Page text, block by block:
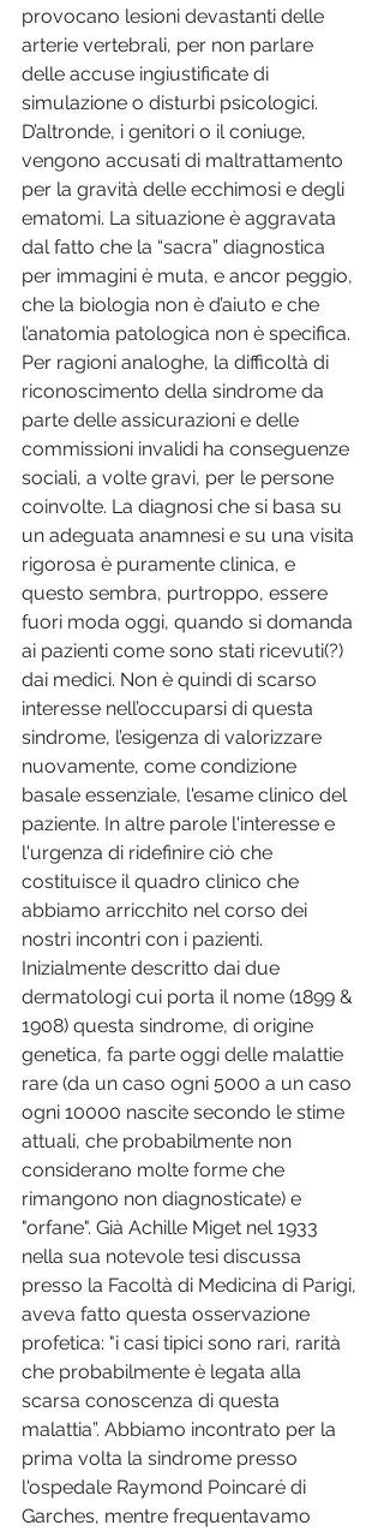
provocano lesioni devastanti delle
arterie vertebrali, per non parlare
delle accuse ingiustificate di
simulazione o disturbi psicologici.
D’altronde, i genitori o il coniuge,
vengono accusati di maltrattamento
per la gravità delle ecchimosi e degli
ematomi. La situazione è aggravata
dal fatto che la “sacra” diagnostica
per immagini è muta, e ancor peggio,
che la biologia non è d’aiuto e che
l’anatomia patologica non è specifica.
Per ragioni analoghe, la difficoltà di
riconoscimento della sindrome da
parte delle assicurazioni e delle
commissioni invalidi ha conseguenze
sociali, a volte gravi, per le persone
coinvolte. La diagnosi che si basa su
un adeguata anamnesi e su una visita
rigorosa è puramente clinica, e
questo sembra, purtroppo, essere
fuori moda oggi, quando si domanda
ai pazienti come sono stati ricevuti(?)
dai medici. Non è quindi di scarso
interesse nell’occuparsi di questa
sindrome, l’esigenza di valorizzare
nuovamente, come condizione
basale essenziale, l'esame clinico del
paziente. In altre parole l'interesse e
l'urgenza di ridefinire ciò che
costituisce il quadro clinico che
abbiamo arricchito nel corso dei
nostri incontri con i pazienti.
Inizialmente descritto dai due
dermatologi cui porta il nome (1899 &
1908) questa sindrome, di origine
genetica, fa parte oggi delle malattie
rare (da un caso ogni 5000 a un caso
ogni 10000 nascite secondo le stime
attuali, che probabilmente non
considerano molte forme che
rimangono non diagnosticate) e
"orfane". Già Achille Miget nel 1933
nella sua notevole tesi discussa
presso la Facoltà di Medicina di Parigi,
aveva fatto questa osservazione
profetica: "i casi tipici sono rari, rarità
che probabilmente è legata alla
scarsa conoscenza di questa
malattia”. Abbiamo incontrato per la
prima volta la sindrome presso
l'ospedale Raymond Poincaré di
Garches, mentre frequentavamo